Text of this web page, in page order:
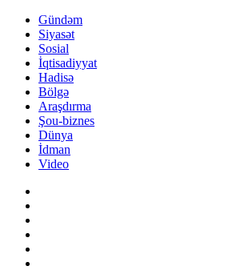
Gündəm
Siyasət
Sosial
İqtisadiyyat
Hadisə
Bölgə
Araşdırma
Şou-biznes
Dünya
İdman
Video